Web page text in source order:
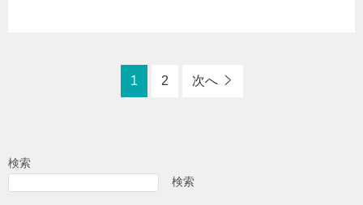
1 2 次へ
検索
検索